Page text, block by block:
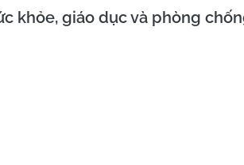
khỏe, giáo dục và phòng